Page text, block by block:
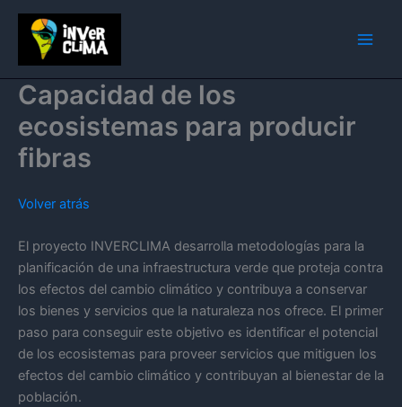
contenido
Capacidad de los
ecosistemas para producir
fibras
Volver atrás
El proyecto INVERCLIMA desarrolla metodologías para la
planificación de una infraestructura verde que proteja contra
los efectos del cambio climático y contribuya a conservar
los bienes y servicios que la naturaleza nos ofrece. El primer
paso para conseguir este objetivo es identificar el potencial
de los ecosistemas para proveer servicios que mitiguen los
efectos del cambio climático y contribuyan al bienestar de la
población.